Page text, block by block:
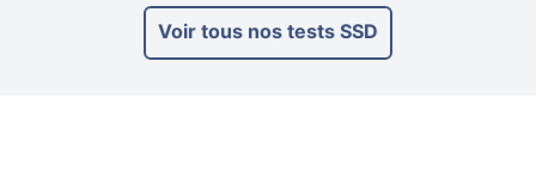
Voir tous nos tests SSD